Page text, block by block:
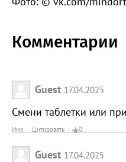
Комментарии
Guest 17.04.2025
Смени таблетки или
Имя Цитировать 0
Guest 17.04.2025